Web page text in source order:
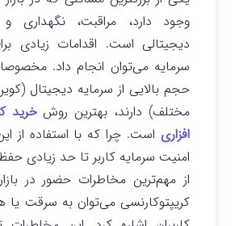
وجود دارد، مراقبت، نگهداری
دیجیتالی است. اقدامات زیادی
سرمایه می‌توان انجام داد. مخصوصا
حجم بالایی از سرمایه دیجیتال
مختلف) دارند، بهترین روشخرید
افزاری است. چرا که با استفاده از
امنیت سرمایه کاربر تا حد زیادی
از مهم‌ترین مخاطرات حضور در
کریپتوکارنسی می‌توان به سرقت